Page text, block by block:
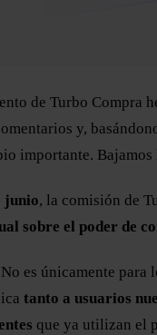
de Turbo Compra
y,
importante. Bajamos
junio, la comisión de
sobre el poder de
es únicamente para
tanto a usuarios
que ya utilizan el